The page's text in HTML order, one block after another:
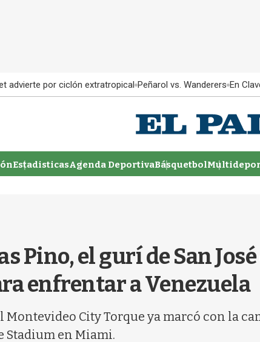
advierte por ciclón extratropical Peñarol vs. Wanderers En
EstadisticasAgenda DeportivaBásquetbol
Pino, el gurí de San
enfrentar a Venezuela
City Torque ya marcó con la
Stadium en Miami.